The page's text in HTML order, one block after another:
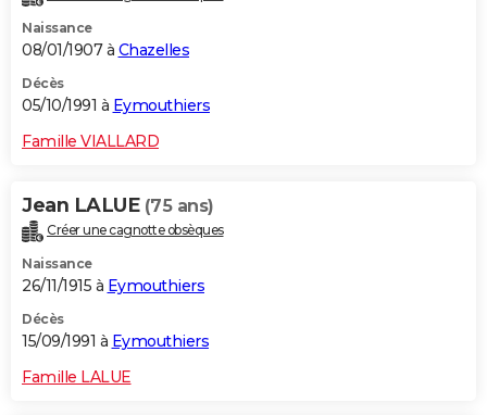
Naissance
08/01/1907 à Chazelles
Décès
05/10/1991 à Eymouthiers
Famille VIALLARD
Jean LALUE (75 ans)
Créer une cagnotte obsèques
Naissance
26/11/1915 à Eymouthiers
Décès
15/09/1991 à Eymouthiers
Famille LALUE